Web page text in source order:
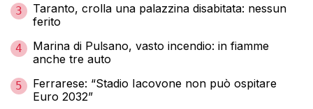
3
Taranto, crolla una palazzina disabitata: nessun
ferito
4
Marina di Pulsano, vasto incendio: in fiamme
anche tre auto
5
Ferrarese: “Stadio Iacovone non può ospitare
Euro 2032”